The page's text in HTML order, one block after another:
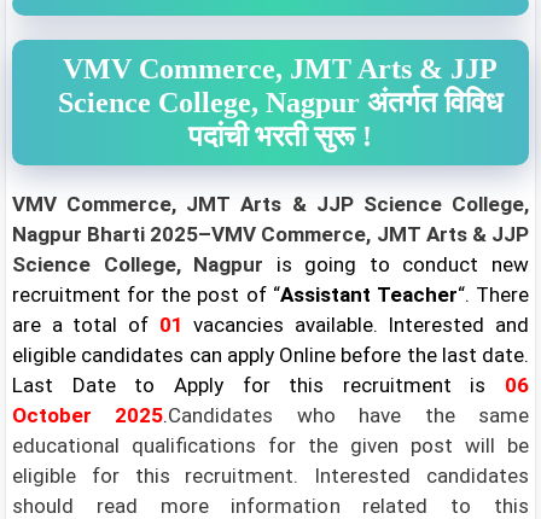
VMV Commerce, JMT Arts & JJP
Science College, Nagpur अंतर्गत विविध
पदांची भरती सुरू !
VMV Commerce, JMT Arts & JJP Science College,
Nagpur Bharti 2025–VMV Commerce, JMT Arts & JJP
Science College, Nagpur
is going to conduct new
recruitment for the post of “Assistant Teacher“. There
are a total of 01vacancies available. Interested and
eligible candidates can apply Online before the last date.
Last Date to Apply for this recruitment is 06
October 2025.Candidates who have the same
educational qualifications for the given post will be
eligible for this recruitment. Interested candidates
should read more information related to this